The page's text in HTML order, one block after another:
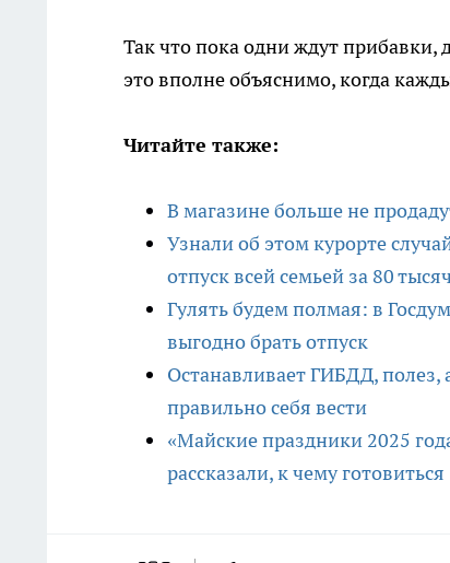
Так что пока одни ждут прибавки,
это вполне объяснимо, когда
Читайте также:
В магазине больше не
Узнали об этом курорте
отпуск всей семьей за 80
Гулять будем полмая: в
выгодно брать отпуск
Останавливает ГИБДД, полез,
правильно себя вести
«Майские праздники 2025
рассказали, к чему готовиться